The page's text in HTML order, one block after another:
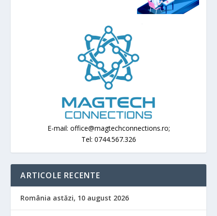
E-mail: office@magtechconnections.ro;
Tel: 0744.567.326
ARTICOLE RECENTE
România astăzi, 10 august 2026